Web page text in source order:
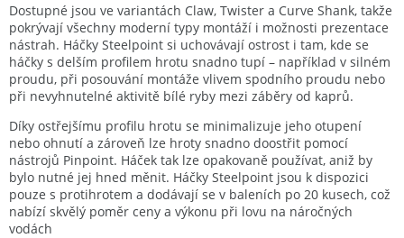
Dostupné jsou ve variantách Claw, Twister a Curve Shank, takže
pokrývají všechny moderní typy montáží i možnosti prezentace
nástrah. Háčky Steelpoint si uchovávají ostrost i tam, kde se
háčky s delším profilem hrotu snadno tupí – například v silném
proudu, při posouvání montáže vlivem spodního proudu nebo
při nevyhnutelné aktivitě bílé ryby mezi záběry od kaprů.
Díky ostřejšímu profilu hrotu se minimalizuje jeho otupení
nebo ohnutí a zároveň lze hroty snadno doostřit pomocí
nástrojů Pinpoint. Háček tak lze opakovaně používat, aniž by
bylo nutné jej hned měnit. Háčky Steelpoint jsou k dispozici
pouze s protihrotem a dodávají se v baleních po 20 kusech, což
nabízí skvělý poměr ceny a výkonu při lovu na náročných
vodách